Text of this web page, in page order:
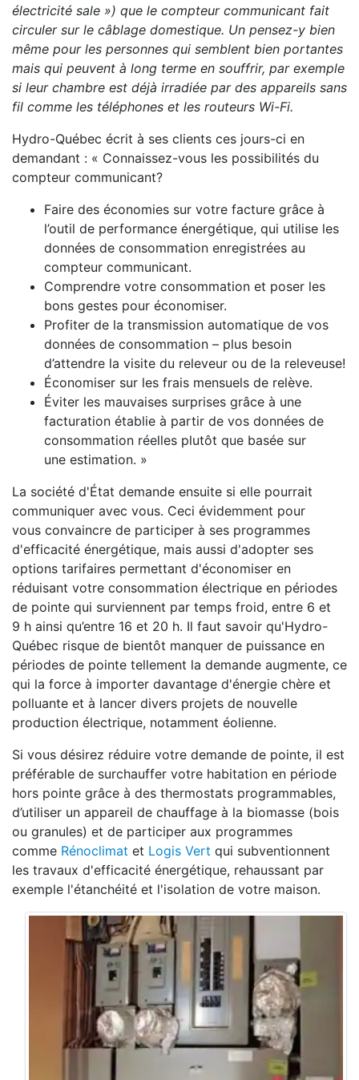
électricité sale ») que le compteur communicant fait
circuler sur le câblage domestique. Un pensez-y bien
même pour les personnes qui semblent bien portantes
mais qui peuvent à long terme en souffrir, par exemple
si leur chambre est déjà irradiée par des appareils sans
fil comme les téléphones et les routeurs Wi-Fi.
Hydro-Québec écrit à ses clients ces jours-ci en
demandant : « Connaissez-vous les possibilités du
compteur communicant?
Faire des économies sur votre facture grâce à
l’outil de performance énergétique, qui utilise les
données de consommation enregistrées au
compteur communicant.
Comprendre votre consommation et poser les
bons gestes pour économiser.
Profiter de la transmission automatique de vos
données de consommation – plus besoin
d’attendre la visite du releveur ou de la releveuse!
Économiser sur les frais mensuels de relève.
Éviter les mauvaises surprises grâce à une
facturation établie à partir de vos données de
consommation réelles plutôt que basée sur
une estimation. »
La société d'État demande ensuite si elle pourrait
communiquer avec vous. Ceci évidemment pour
vous convaincre de participer à ses programmes
d'efficacité énergétique, mais aussi d'adopter ses
options tarifaires permettant d'économiser en
réduisant votre consommation électrique en périodes
de pointe qui surviennent par temps froid, entre 6 et
9 h ainsi qu’entre 16 et 20 h. Il faut savoir qu'Hydro-
Québec risque de bientôt manquer de puissance en
périodes de pointe tellement la demande augmente, ce
qui la force à importer davantage d'énergie chère et
polluante et à lancer divers projets de nouvelle
production électrique, notamment éolienne.
Si vous désirez réduire votre demande de pointe, il est
préférable de surchauffer votre habitation en période
hors pointe grâce à des thermostats programmables,
d’utiliser un appareil de chauffage à la biomasse (bois
ou granules) et de participer aux programmes
comme Rénoclimat et Logis Vert qui subventionnent
les travaux d'efficacité énergétique, rehaussant par
exemple l'étanchéité et l'isolation de votre maison.